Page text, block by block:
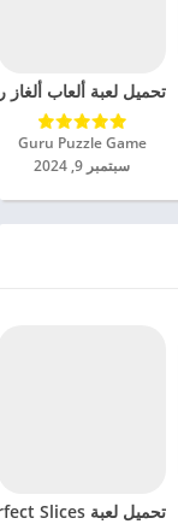
تحميل لعبة ألعاب ألغاز
Guru Puzzle Game‏
سبتمبر 9, 2024
تحميل لعبة Perfect Slices مهكرة للاندرويد 2024